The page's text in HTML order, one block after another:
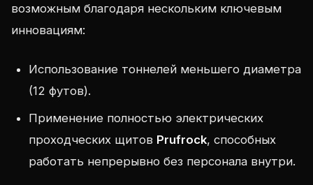
возможным благодаря нескольким ключевым
инновациям:
Использование тоннелей меньшего диаметра
(12 футов).
Применение полностью электрических
проходческих щитов Prufrock, способных
работать непрерывно без персонала внутри.